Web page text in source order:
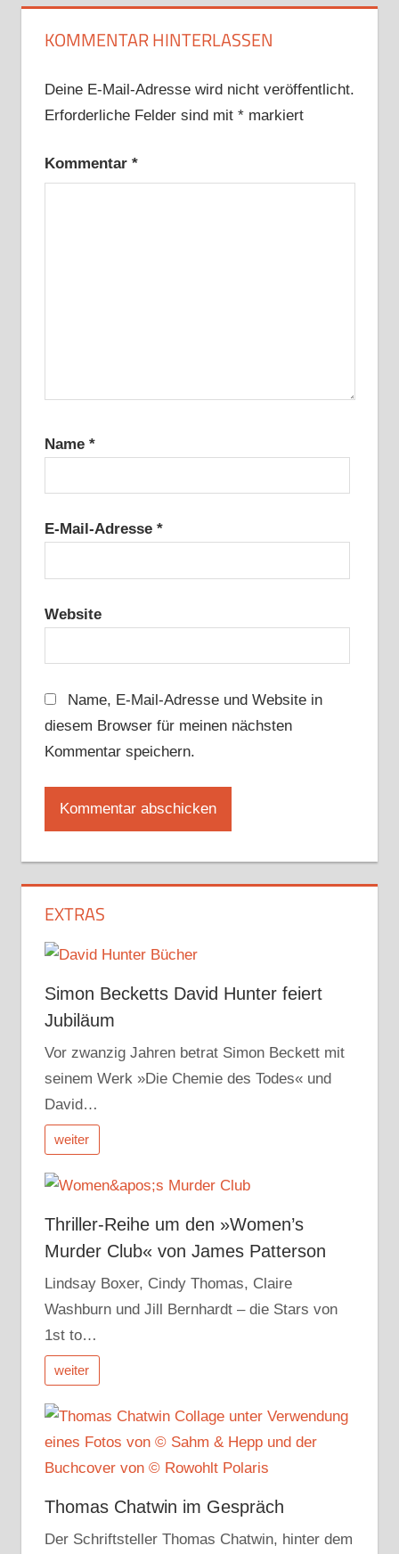
KOMMENTAR HINTERLASSEN
Deine E-Mail-Adresse wird nicht veröffentlicht.
Erforderliche Felder sind mit *markiert
Kommentar *
Name *
E-Mail-Adresse *
Website
Name, E-Mail-Adresse und Website in
diesem Browser für meinen nächsten
Kommentar speichern.
EXTRAS
Simon Becketts David Hunter feiert
Jubiläum
Vor zwanzig Jahren betrat Simon Beckett mit
seinem Werk »Die Chemie des Todes« und
David…
weiter
Thriller-Reihe um den »Women’s
Murder Club« von James Patterson
Lindsay Boxer, Cindy Thomas, Claire
Washburn und Jill Bernhardt – die Stars von
1st to…
weiter
Thomas Chatwin im Gespräch
Der Schriftsteller Thomas Chatwin, hinter dem